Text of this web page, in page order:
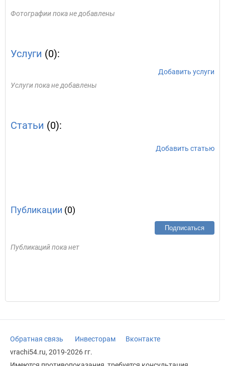
Фотографии пока не добавлены
Услуги (0):
Добавить услуги
Услуги пока не добавлены
Статьи (0):
Добавить статью
Публикации (0)
Подписаться
Публикаций пока нет
Обратная связь Инвесторам
Вконтакте
vrachi54.ru, 2019-2026 гг.